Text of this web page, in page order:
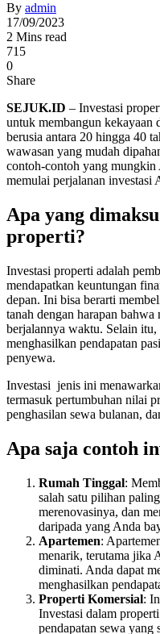
By admin
17/09/2023
2 Mins read
715
0
Share
SEJUK.ID – Investasi
untuk membangun kekayaan
berusia antara 20 hingga 40
wawasan yang mudah
contoh-contoh yang mungkin
memulai perjalanan investasi
Apa yang
properti?
Investasi properti adalah
mendapatkan keuntungan
depan. Ini bisa berarti
tanah dengan harapan
berjalannya waktu. Selain
menghasilkan pendapatan
penyewa.
Investasi jenis ini
termasuk pertumbuhan nilai
penghasilan sewa bulanan,
Apa saja contoh
Rumah Tinggal:
salah satu pilihan
merenovasinya, dan
daripada yang Anda
Apartemen:
menarik, terutama jika
diminati. Anda dapat
menghasilkan
Properti Komersial:
Investasi dalam
pendapatan sewa